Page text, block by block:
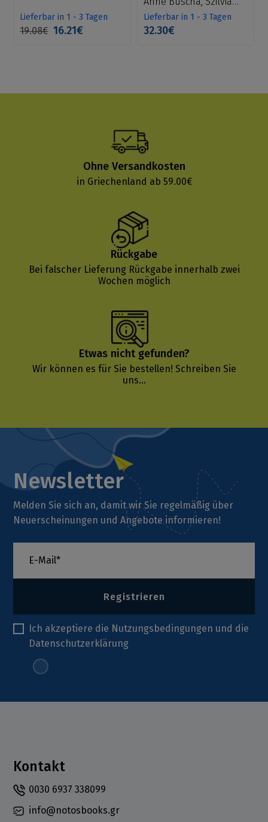
Lieferbar in 1 - 3 Tagen
19.08€ 16.21€
Szita
Lieferbar in 1 - 3 Tagen
32.30€
Ohne Versandkosten
in Griechenland ab 59.00€
Rückgabe
Bei falscher Lieferung Rückgabe innerhalb zwei
Wochen möglich
Etwas nicht gefunden?
Wir können es für Sie bestellen! Schreiben Sie
uns...
Newsletter
Melden Sie sich an, damit wir Sie regelmäßig über
Neuerscheinungen und Angebote informieren!
Registrieren
Ich akzeptiere die Nutzungsbedingungen und die
Datenschutzerklärung
Kontakt
0030 6937 338099
info@notosbooks.gr